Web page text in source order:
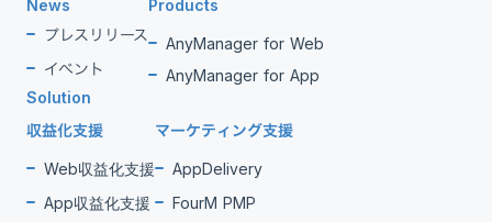
News
プレスリリース
イベント
Products
AnyManager for Web
AnyManager for App
Solution
収益化支援
Web収益化支援
App収益化支援
マーケティング支援
AppDelivery
FourM PMP